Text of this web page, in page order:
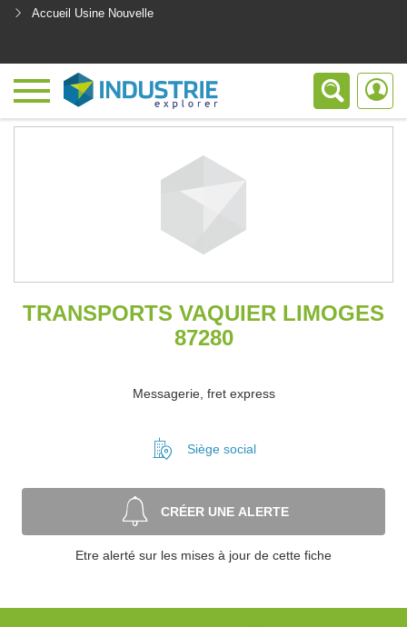
Accueil Usine Nouvelle
TRANSPORTS VAQUIER LIMOGES
87280
Messagerie, fret express
Siège social
CRÉER UNE ALERTE
Etre alerté sur les mises à jour de cette fiche